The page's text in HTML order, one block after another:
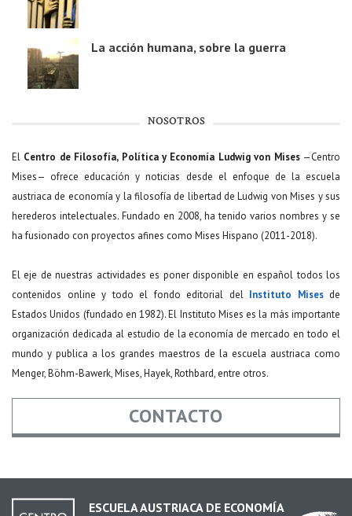
La acción humana, sobre la guerra
NOSOTROS
El Centro de Filosofía, Política y Economía Ludwig von Mises—Centro
Mises— ofrece educación y noticias desde el enfoque de la escuela
austriaca de economía y la filosofía de libertad de Ludwig von Mises y sus
herederos intelectuales. Fundado en 2008, ha tenido varios nombres y se
ha fusionado con proyectos afines como Mises Hispano (2011-2018).
El eje de nuestras actividades es poner disponible en español todos los
contenidos online y todo el fondo editorial del Instituto Misesde
Estados Unidos (fundado en 1982). El Instituto Mises es la más importante
organización dedicada al estudio de la economía de mercado en todo el
mundo y publica a los grandes maestros de la escuela austriaca como
Menger, Böhm-Bawerk, Mises, Hayek, Rothbard, entre otros.
CONTACTO
ESCUELA AUSTRIACA DE ECONOMÍA